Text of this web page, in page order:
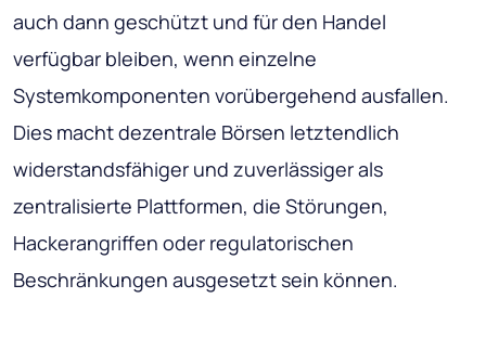
auch dann geschützt und für den Handel
verfügbar bleiben, wenn einzelne
Systemkomponenten vorübergehend ausfallen.
Dies macht dezentrale Börsen letztendlich
widerstandsfähiger und zuverlässiger als
zentralisierte Plattformen, die Störungen,
Hackerangriffen oder regulatorischen
Beschränkungen ausgesetzt sein können.